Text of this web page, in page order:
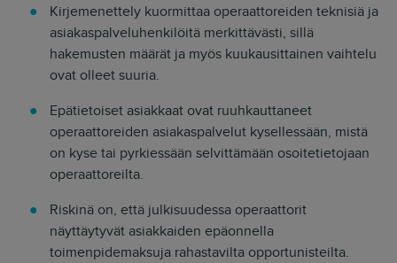
Kirjemenettely kuormittaa operaattoreiden teknisiä ja
asiakaspalveluhenkilöitä merkittävästi, sillä
hakemusten määrät ja myös kuukausittainen vaihtelu
ovat olleet suuria.
Epätietoiset asiakkaat ovat ruuhkauttaneet
operaattoreiden asiakaspalvelut kysellessään, mistä
on kyse tai pyrkiessään selvittämään osoitetietojaan
operaattoreilta.
Riskinä on, että julkisuudessa operaattorit
näyttäytyvät asiakkaiden epäonnella
toimenpidemaksuja rahastavilta opportunisteilta.